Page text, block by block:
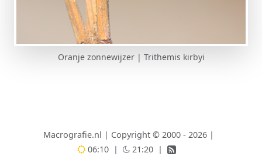
Oranje zonnewijzer | Trithemis kirbyi
Macrografie.nl | Copyright © 2000 - 2026 |
06:10
| 21:20 |